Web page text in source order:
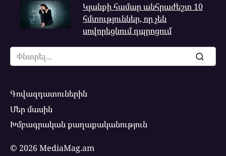
Կյանքի համար անհրաժեշտ 10
հմտություններ, որ չեն
սովորեցնում դպրոցում
Search
for:
Գովազդատուներին
Մեր մասին
Խմբագրական քաղաքականություն
© 2026 MediaMag.am